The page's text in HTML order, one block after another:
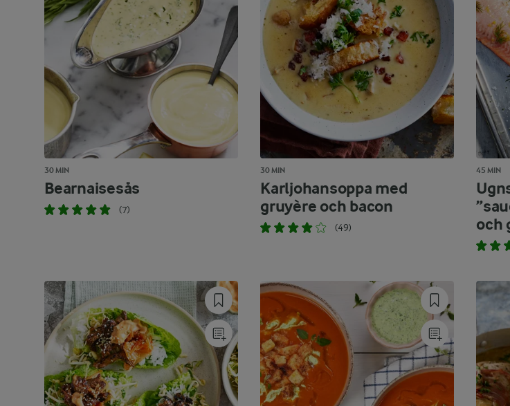
30 MIN
Bearnaisesås
(7)
30 MIN
Karljohansoppa med
gruyère och bacon
(49)
45 MIN
och